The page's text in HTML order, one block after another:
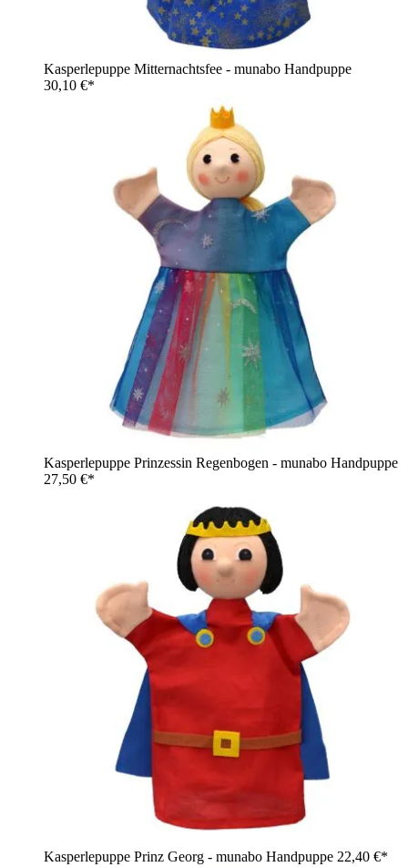
Kasperlepuppe Mitternachtsfee - munabo Handpuppe
30,10 €*
Kasperlepuppe Prinzessin Regenbogen - munabo Handpuppe
27,50 €*
Kasperlepuppe Prinz Georg - munabo Handpuppe 22,40 €*